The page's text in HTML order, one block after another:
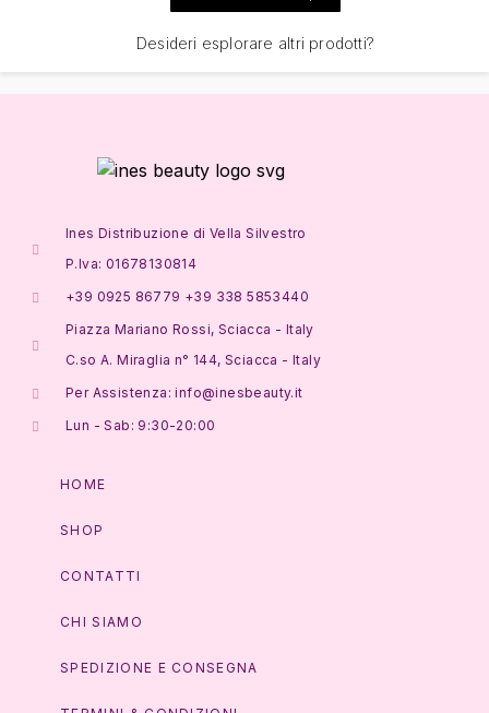
Desideri esplorare altri prodotti?
Ines Distribuzione di Vella Silvestro
P.Iva: 01678130814
+39 0925 86779 +39 338 5853440
Piazza Mariano Rossi, Sciacca - Italy
C.so A. Miraglia n° 144, Sciacca - Italy
Per Assistenza: info@inesbeauty.it
Lun - Sab: 9:30-20:00
HOME
SHOP
CONTATTI
CHI SIAMO
SPEDIZIONE E CONSEGNA